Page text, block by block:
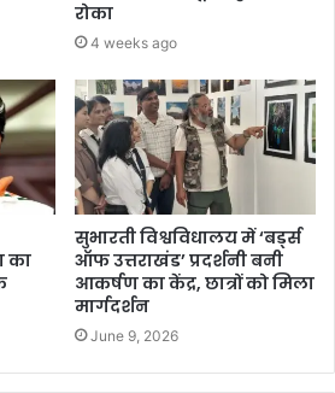
रोका
4 weeks ago
का
सुभारती विश्वविधालय में ‘बर्ड्स
ऑफ उत्तराखंड’ प्रदर्शनी बनी
आकर्षण का केंद्र, छात्रों को मिला
मार्गदर्शन
June 9, 2026